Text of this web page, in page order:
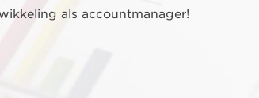
als accountmanager!